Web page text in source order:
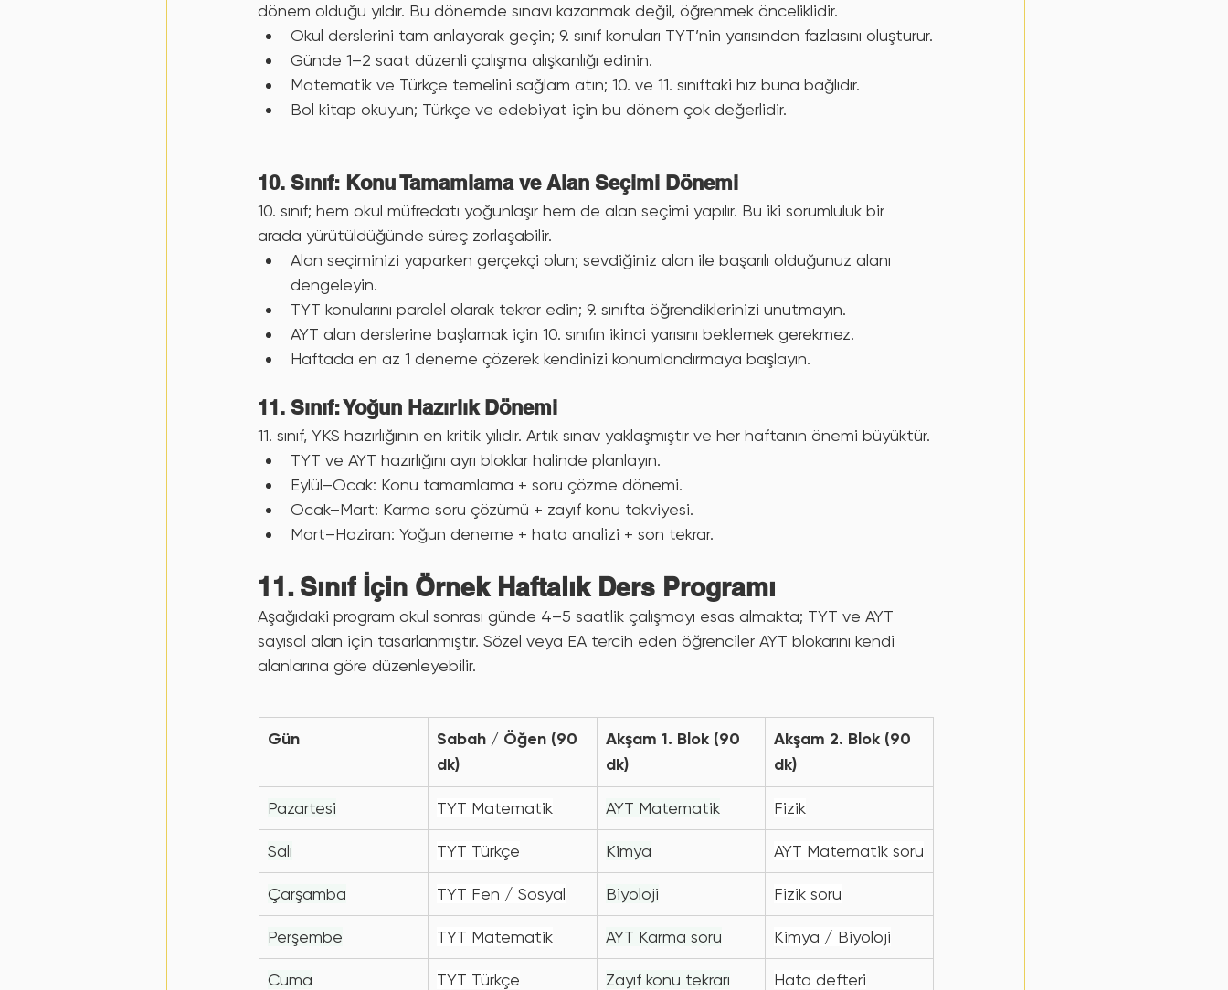
dönem olduğu yıldır. Bu dönemde sınavı kazanmak değil, öğrenmek önceliklidir.
Okul derslerini tam anlayarak geçin; 9. sınıf konuları TYT’nin yarısından fazlasını oluşturur.
Günde 1–2 saat düzenli çalışma alışkanlığı edinin.
Matematik ve Türkçe temelini sağlam atın; 10. ve 11. sınıftaki hız buna bağlıdır.
Bol kitap okuyun; Türkçe ve edebiyat için bu dönem çok değerlidir.
10. Sınıf: Konu Tamamlama ve Alan Seçimi Dönemi
10. sınıf; hem okul müfredatı yoğunlaşır hem de alan seçimi yapılır. Bu iki sorumluluk bir
arada yürütüldüğünde süreç zorlaşabilir.
Alan seçiminizi yaparken gerçekçi olun; sevdiğiniz alan ile başarılı olduğunuz alanı
dengeleyin.
TYT konularını paralel olarak tekrar edin; 9. sınıfta öğrendiklerinizi unutmayın.
AYT alan derslerine başlamak için 10. sınıfın ikinci yarısını beklemek gerekmez.
Haftada en az 1 deneme çözerek kendinizi konumlandırmaya başlayın.
11. Sınıf: Yoğun Hazırlık Dönemi
11. sınıf, YKS hazırlığının en kritik yılıdır. Artık sınav yaklaşmıştır ve her haftanın önemi büyüktür.
TYT ve AYT hazırlığını ayrı bloklar halinde planlayın.
Eylül–Ocak: Konu tamamlama + soru çözme dönemi.
Ocak–Mart: Karma soru çözümü + zayıf konu takviyesi.
Mart–Haziran: Yoğun deneme + hata analizi + son tekrar.
11. Sınıf İçin Örnek Haftalık Ders Programı
Aşağıdaki program okul sonrası günde 4–5 saatlik çalışmayı esas almakta; TYT ve AYT
sayısal alan için tasarlanmıştır. Sözel veya EA tercih eden öğrenciler AYT blokarını kendi
alanlarına göre düzenleyebilir.
Gün
Sabah / Öğen (90
dk)
Akşam 1. Blok (90
dk)
Akşam 2. Blok (90
dk)
Pazartesi TYT Matematik AYT Matematik Fizik
Salı TYT Türkçe Kimya AYT Matematik soru
Çarşamba TYT Fen / Sosyal Biyoloji Fizik soru
Perşembe TYT Matematik AYT Karma soru Kimya / Biyoloji
Cuma TYT Türkçe Zayıf konu tekrarı Hata defteri